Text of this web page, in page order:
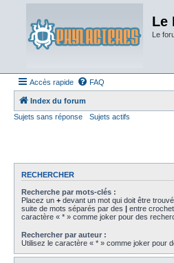
Le
Le
Accès rapide FAQ
Index du forum
Sujets sans réponse
Sujets actifs
RECHERCHER
Recherche par mots-clés :
Placez un + devant un mot qui doit être
suite de mots séparés par des | entre
caractère « * » comme joker pour des
Rechercher par auteur :
Utilisez le caractère « * » comme joker pour